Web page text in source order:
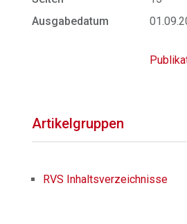
Ausgabedatum
Artikelgruppen
RVS Inhaltsverzeichnisse